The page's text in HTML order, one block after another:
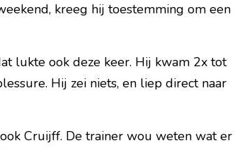
kreeg hij toestemming om een
lukte ook deze keer. Hij kwam 2x tot
Hij zei niets, en liep direct naar
Cruijff. De trainer wou weten wat er